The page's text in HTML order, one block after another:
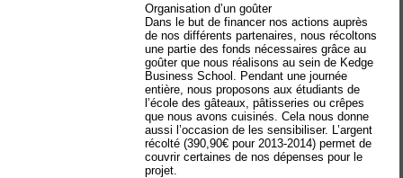
Organisation d’un goûter
Dans le but de financer nos actions auprès
de nos différents partenaires, nous récoltons
une partie des fonds nécessaires grâce au
goûter que nous réalisons au sein de Kedge
Business School. Pendant une journée
entière, nous proposons aux étudiants de
l’école des gâteaux, pâtisseries ou crêpes
que nous avons cuisinés. Cela nous donne
aussi l’occasion de les sensibiliser. L’argent
récolté (390,90€ pour 2013-2014) permet de
couvrir certaines de nos dépenses pour le
projet.